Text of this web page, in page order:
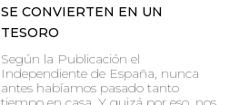
SE CONVIERTEN EN UN
TESORO
Según la Publicación el
Independiente de España, nunca
antes habíamos pasado tanto